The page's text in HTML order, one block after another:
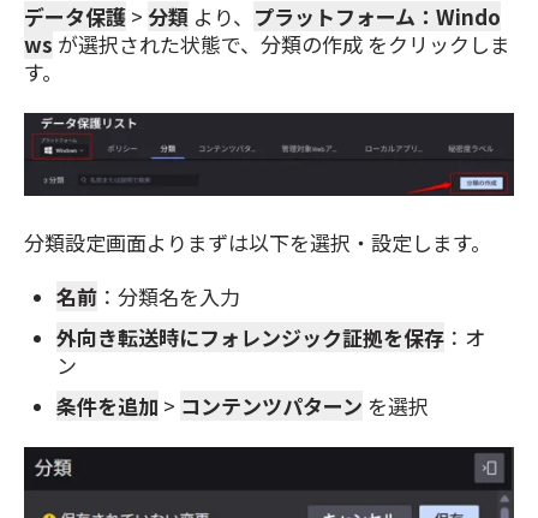
データ保護 > 分類 より、 プラットフォーム：Windo
ws が選択された状態で、分類の作成 をクリックしま
す。
分類設定画面よりまずは以下を選択・設定します。
名前 ：分類名を入力
外向き転送時にフォレンジック証拠を保存 ：オ
ン
条件を追加 > コンテンツパターン を選択